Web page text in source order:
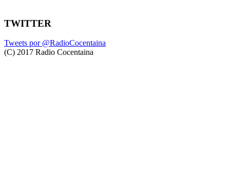
TWITTER
Tweets por @RadioCocentaina
(C) 2017 Radio Cocentaina